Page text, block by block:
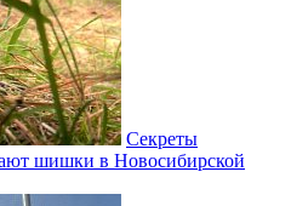
Секреты
шишки в Новосибирской